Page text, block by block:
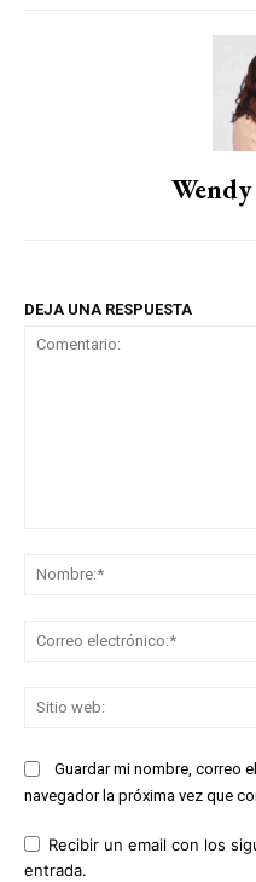
DEJA UNA RESPUESTA
Guardar mi nombre, correo
navegador la próxima vez que
Recibir un email con los
entrada.